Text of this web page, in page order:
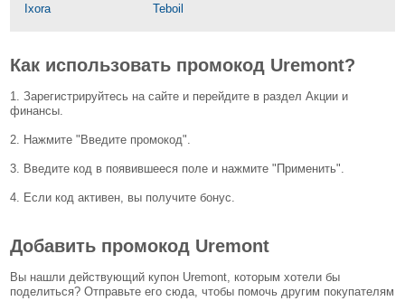
Ixora
Teboil
Как использовать промокод Uremont?
1. Зарегистрируйтесь на сайте и перейдите в раздел Акции и
финансы.
2. Нажмите "Введите промокод".
3. Введите код в появившееся поле и нажмите "Применить".
4. Если код активен, вы получите бонус.
Добавить промокод Uremont
Вы нашли действующий купон Uremont, которым хотели бы
поделиться? Отправьте его сюда, чтобы помочь другим покупателям